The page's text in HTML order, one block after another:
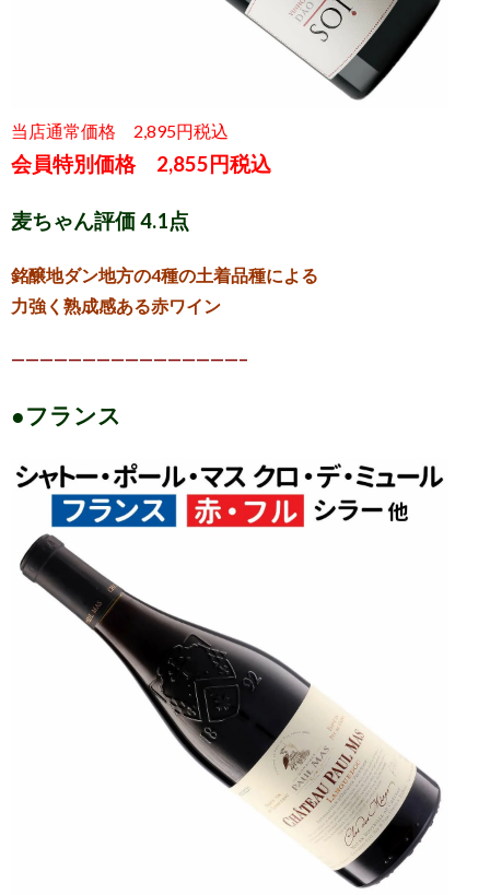
当店通常価格 2,895円税込
会員特別価格 2,855円税込
麦ちゃん評価 4.1点
銘醸地ダン地方の4種の土着品種による
力強く熟成感ある赤ワイン
————————————————–
●フランス